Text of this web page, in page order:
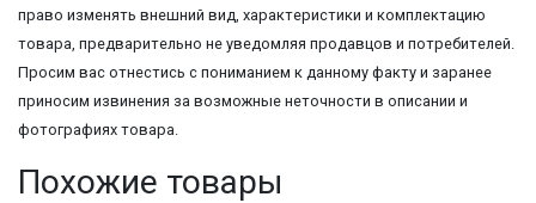
право изменять внешний вид, характеристики и комплектацию
товара, предварительно не уведомляя продавцов и потребителей.
Просим вас отнестись с пониманием к данному факту и заранее
приносим извинения за возможные неточности в описании и
фотографиях товара.
Похожие товары